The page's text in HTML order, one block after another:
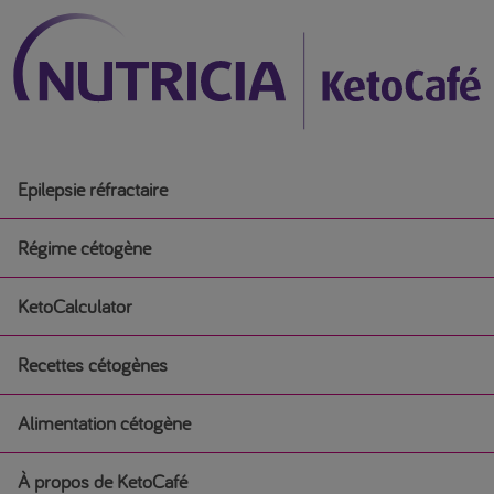
Epilepsie réfractaire
Régime cétogène
Régime cétogène
Débuter un régime cétogène médical
Régime cétogène pour l’épilepsie chez les nourrissons
KetoCalculator
Recettes cétogènes
Recettes cétogènes
Alimentation cétogène
Alimentation cétogène
À propos de KetoCafé